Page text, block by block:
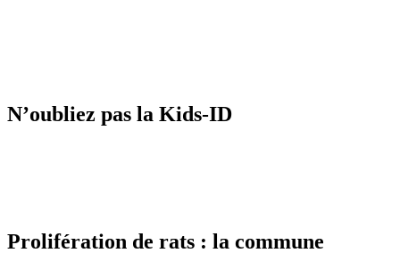
N’oubliez pas la Kids-ID
Prolifération de rats : la commune